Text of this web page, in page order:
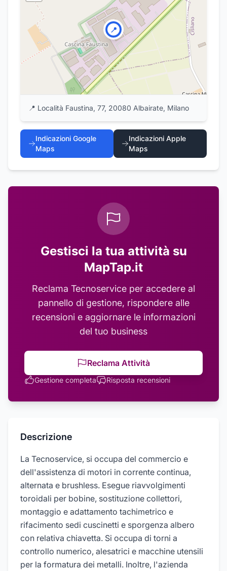
📍
📍 Località Faustina, 77, 20080 Albairate, Milano
Indicazioni Google
Maps
Indicazioni Apple
Maps
Gestisci la tua attività su
MapTap.it
Reclama Tecnoservice per accedere al
pannello di gestione, rispondere alle
recensioni e aggiornare le informazioni
del tuo business
Reclama Attività
Gestione completa Risposta recensioni
Descrizione
La Tecnoservice, si occupa del commercio e
dell'assistenza di motori in corrente continua,
alternata e brushless. Esegue riavvolgimenti
toroidali per bobine, sostituzione collettori,
montaggio e adattamento tachimetrico e
rifacimento sedi cuscinetti e sporgenza albero
con relativa chiavetta. Si occupa di torni a
controllo numerico, alesatrici e macchine utensili
per la formatura dei metalli. Inoltre, l'azienda